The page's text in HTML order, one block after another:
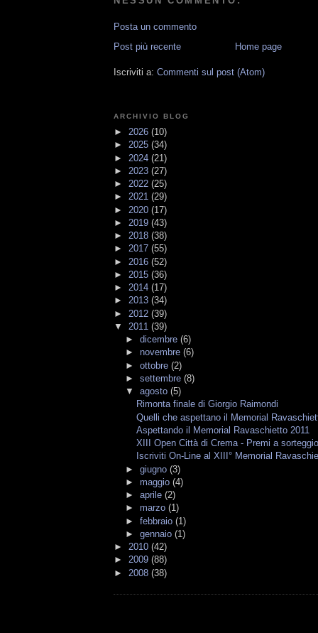
Posta un commento
Post più recente
Home page
Iscriviti a: Commenti sul post (Atom)
ARCHIVIO BLOG
► 2026 (10)
► 2025 (34)
► 2024 (21)
► 2023 (27)
► 2022 (25)
► 2021 (29)
► 2020 (17)
► 2019 (43)
► 2018 (38)
► 2017 (55)
► 2016 (52)
► 2015 (36)
► 2014 (17)
► 2013 (34)
► 2012 (39)
▼ 2011 (39)
► dicembre (6)
► novembre (6)
► ottobre (2)
► settembre (8)
▼ agosto (5)
Rimonta finale di Giorgio Raimondi
Quelli che aspettano il Memorial
Aspettando il Memorial Ravaschietto 2011
XIII Open Città di Crema - Premi a
Iscriviti On-Line al XIII° Memorial
► giugno (3)
► maggio (4)
► aprile (2)
► marzo (1)
► febbraio (1)
► gennaio (1)
► 2010 (42)
► 2009 (88)
► 2008 (38)